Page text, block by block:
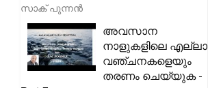
സാക് പുന്നൻ
അവസാന
നാളുകളിലെ എല്ലാ
വഞ്ചനകളെയും
തരണം ചെയ്യുക -